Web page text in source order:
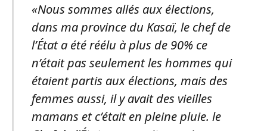
«Nous sommes allés aux élections,
dans ma province du Kasaï, le chef de
l’État a été réélu à plus de 90% ce
n’était pas seulement les hommes qui
étaient partis aux élections, mais des
femmes aussi, il y avait des vieilles
mamans et c’était en pleine pluie. le